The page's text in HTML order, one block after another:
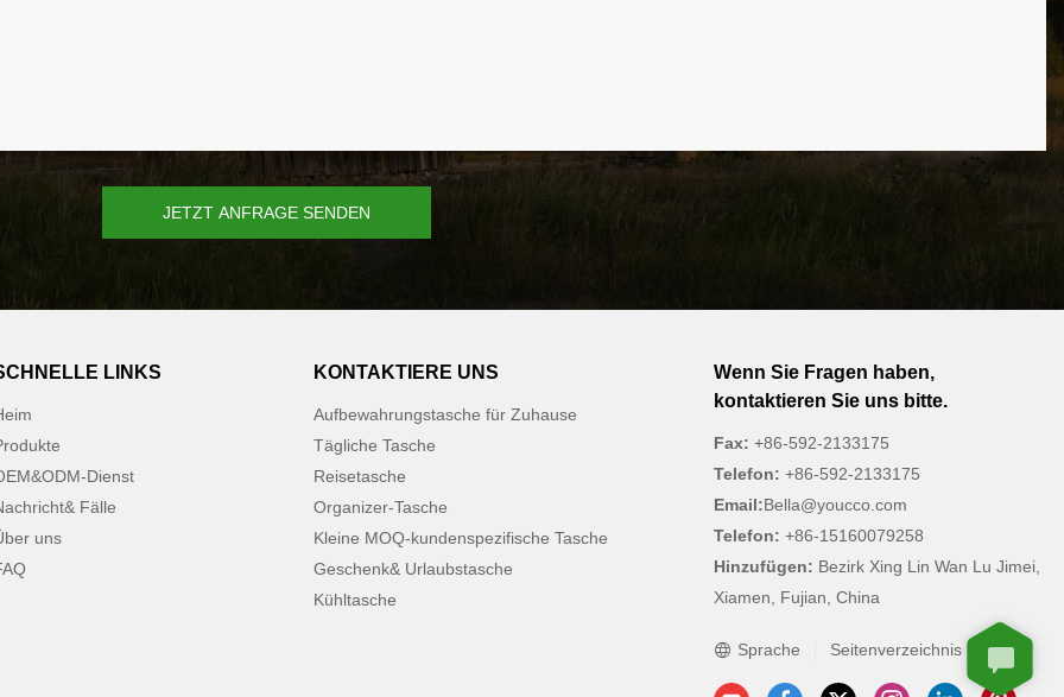
JETZT ANFRAGE SENDEN
LINKS
Dienst
Fälle
uns
KONTAKTIERE UNS
Aufbewahrungstasche für Zuhause
Tägliche Tasche
Reisetasche
Organizer-Tasche
Kleine MOQ-kundenspezifische Tasche
Geschenk& Urlaubstasche
Kühltasche
Wenn Sie Fragen haben,
kontaktieren Sie uns bitte.
Fax:+86-592-2133175
Telefon:+86-592-2133175
Email:Bella@youcco.com
Telefon: +86-15160079258
Hinzufügen: Bezirk Xing Lin Wan Lu Jimei,
Xiamen, Fujian, China
Sprache Seitenverzeichnis